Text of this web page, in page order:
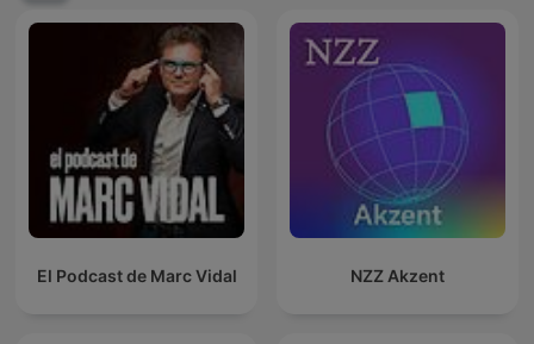
El Podcast de Marc Vidal NZZ Akzent